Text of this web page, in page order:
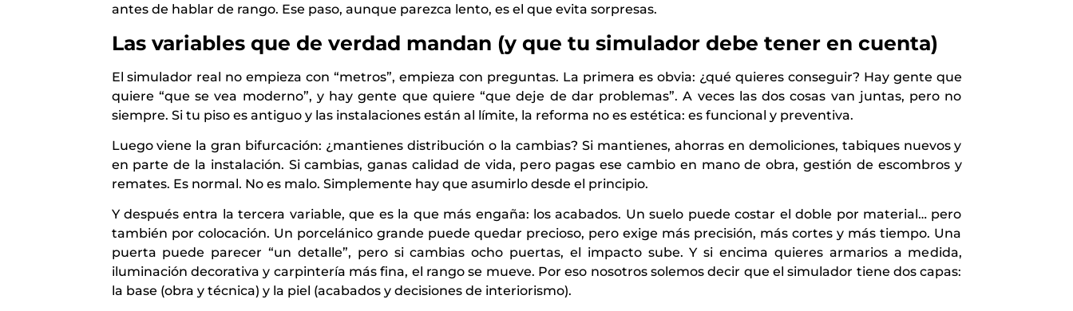
antes de hablar de rango. Ese paso, aunque parezca lento, es el que evita sorpresas.
Las variables que de verdad mandan (y que tu simulador debe tener en cuenta)
El simulador real no empieza con “metros”, empieza con preguntas. La primera es obvia: ¿qué quieres conseguir? Hay gente que
quiere “que se vea moderno”, y hay gente que quiere “que deje de dar problemas”. A veces las dos cosas van juntas, pero no
siempre. Si tu piso es antiguo y las instalaciones están al límite, la reforma no es estética: es funcional y preventiva.
Luego viene la gran bifurcación: ¿mantienes distribución o la cambias? Si mantienes, ahorras en demoliciones, tabiques nuevos y
en parte de la instalación. Si cambias, ganas calidad de vida, pero pagas ese cambio en mano de obra, gestión de escombros y
remates. Es normal. No es malo. Simplemente hay que asumirlo desde el principio.
Y después entra la tercera variable, que es la que más engaña: los acabados. Un suelo puede costar el doble por material… pero
también por colocación. Un porcelánico grande puede quedar precioso, pero exige más precisión, más cortes y más tiempo. Una
puerta puede parecer “un detalle”, pero si cambias ocho puertas, el impacto sube. Y si encima quieres armarios a medida,
iluminación decorativa y carpintería más fina, el rango se mueve. Por eso nosotros solemos decir que el simulador tiene dos capas:
la base (obra y técnica) y la piel (acabados y decisiones de interiorismo).